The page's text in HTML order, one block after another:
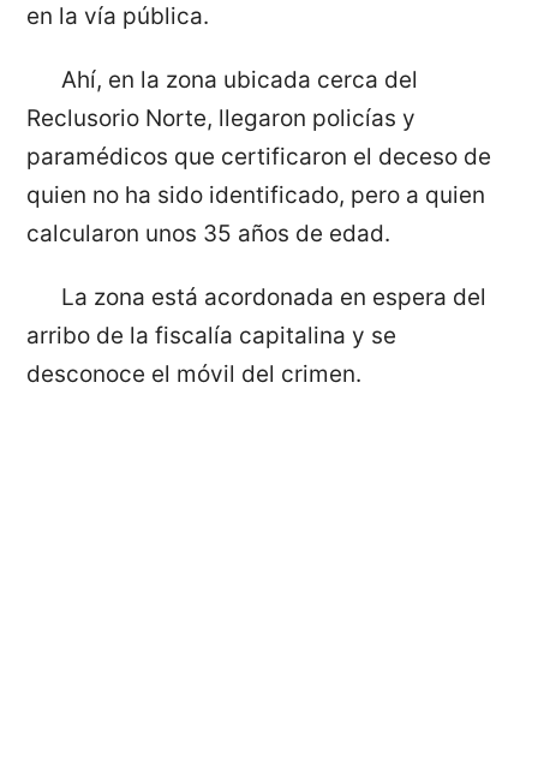
en la vía pública.
Ahí, en la zona ubicada cerca del
Reclusorio Norte, llegaron policías y
paramédicos que certificaron el deceso de
quien no ha sido identificado, pero a quien
calcularon unos 35 años de edad.
La zona está acordonada en espera del
arribo de la fiscalía capitalina y se
desconoce el móvil del crimen.